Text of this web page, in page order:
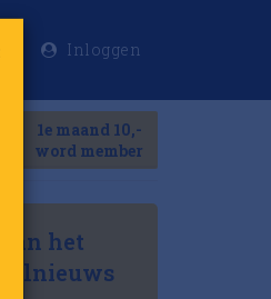
Inloggen
1e maand 10,-
word member
het